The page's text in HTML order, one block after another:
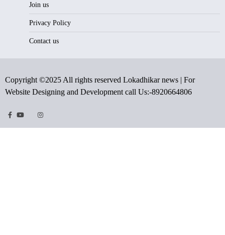
Join us
Privacy Policy
Contact us
Copyright ©2025 All rights reserved Lokadhikar news | For
Website Designing and Development call Us:-8920664806
Facebook
Youtube
TwitterInstragram